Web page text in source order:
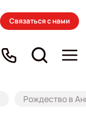
Связаться с нами
Рождество в